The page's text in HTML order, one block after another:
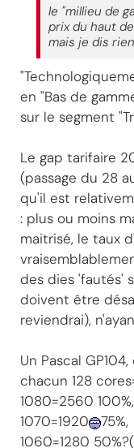
le "millieu de
prix du haut
mais je dis
en "Bas de
sur le segment
Le gap tarifaire
(passage du 28
qu'il est
: plus ou moins
maitrisé, le taux
des dies 'fautés'
doivent être
reviendrai),
Un Pascal
chacun 128
1080=2560 100%,
1070=1920
75%,
1060=1280